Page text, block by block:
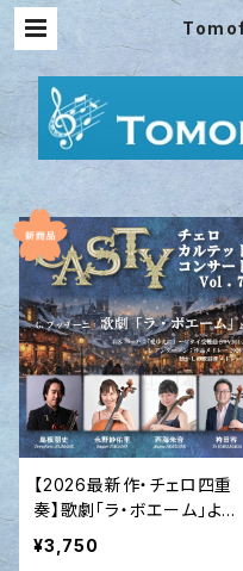
【2026最新作・チェロ四重
奏】歌劇「ラ・ボエーム」より
（G.プッチーニ）2026
¥3,750